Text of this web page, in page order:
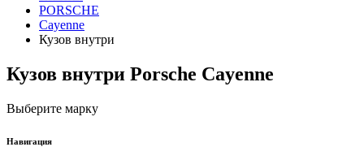
PORSCHE
Cayenne
Кузов внутри
Кузов внутри Porsche Cayenne
Выберите марку
Навигация